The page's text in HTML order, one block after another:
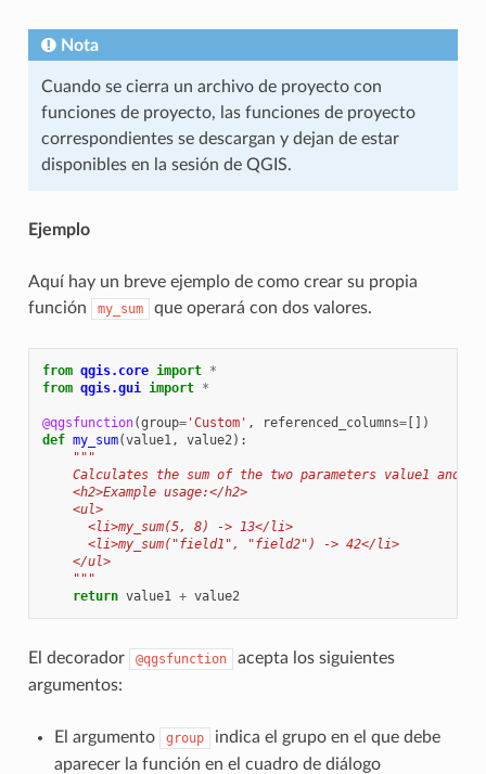
Nota
Cuando se cierra un archivo de proyecto con
funciones de proyecto, las funciones de proyecto
correspondientes se descargan y dejan de estar
disponibles en la sesión de QGIS.
Ejemplo
Aquí hay un breve ejemplo de como crear su propia
función
my_sum que operará con dos valores.
from qgis.core import *
from qgis.gui import *
@qgsfunction(group='Custom' , referenced_columns=[])
def my_sum(value1 , value2 ):
"""
Calculates the sum of the two parameters value1 and
    <h2>Example usage:</h2>
    <ul>
      <li>my_sum(5, 8) -> 13</li>
      <li>my_sum("field1", "field2") -> 42</li>
    </ul>
    """
return value1 + value2
El decorador @qgsfunction
acepta los siguientes
argumentos:
El argumento group
indica el grupo en el que debe
aparecer la función en el cuadro de diálogo